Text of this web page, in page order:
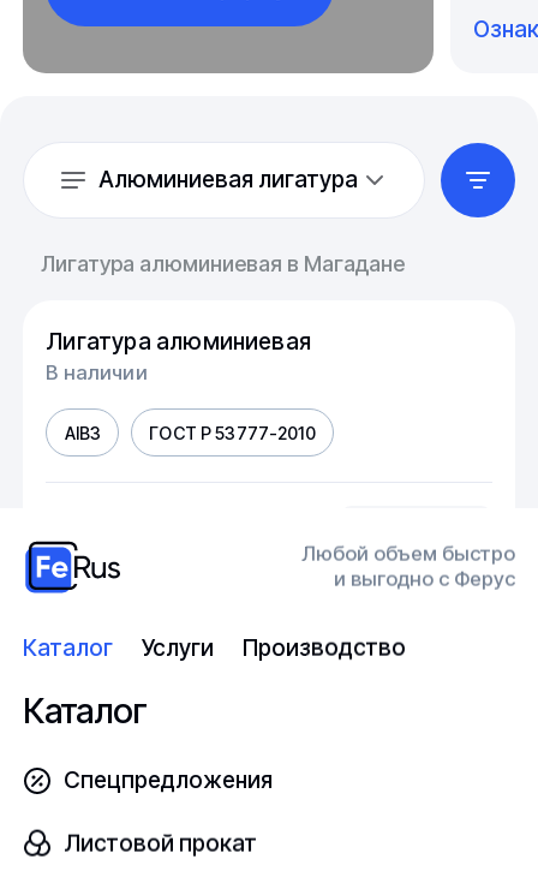
Любой объем быстро
и выгодно с Ферус
Каталог Услуги Производство
Каталог
Спецпредложения
Листовой прокат
Алюминиевая лигатура
Лигатура алюминиевая в Магадане
Лигатура алюминиевая
В наличии
AIB3 ГОСТ Р 53777-2010
В наличии
AIB4 ГОСТ Р 53777-2010